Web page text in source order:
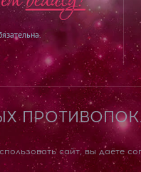
сайт, вы даёте